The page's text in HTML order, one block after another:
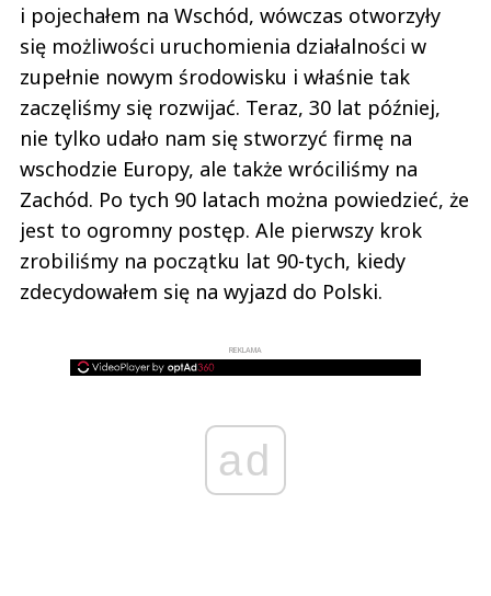
i pojechałem na Wschód, wówczas otworzyły
się możliwości uruchomienia działalności w
zupełnie nowym środowisku i właśnie tak
zaczęliśmy się rozwijać. Teraz, 30 lat później,
nie tylko udało nam się stworzyć firmę na
wschodzie Europy, ale także wróciliśmy na
Zachód. Po tych 90 latach można powiedzieć, że
jest to ogromny postęp. Ale pierwszy krok
zrobiliśmy na początku lat 90-tych, kiedy
zdecydowałem się na wyjazd do Polski.
REKLAMA
ad